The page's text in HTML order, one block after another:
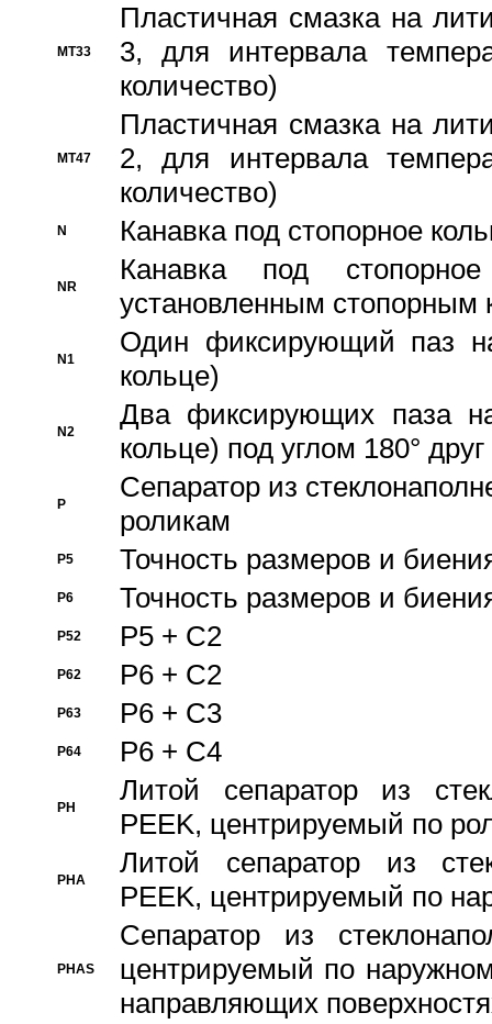
MT33
Пластичная смазка на
3, для интервала
количество)
MT47
Пластичная смазка на
2, для интервала
количество)
N Канавка под стопорное
NR
Канавка под
установленным стопорным
N1
Один фиксирующий паз
кольце)
N2
Два фиксирующих паза
кольце) под углом 180° друг
P
Cепаратор из
роликам
P5 Точность размеров и
P6 Точность размеров и
P52 P5 + C2
P62 P6 + C2
P63 P6 + C3
P64 P6 + C4
PH
Литой сепаратор из
PEEK, центрируемый по
PHA
Литой сепаратор из
PEEK, центрируемый по
PHAS
Сепаратор из
центрируемый по
направляющих